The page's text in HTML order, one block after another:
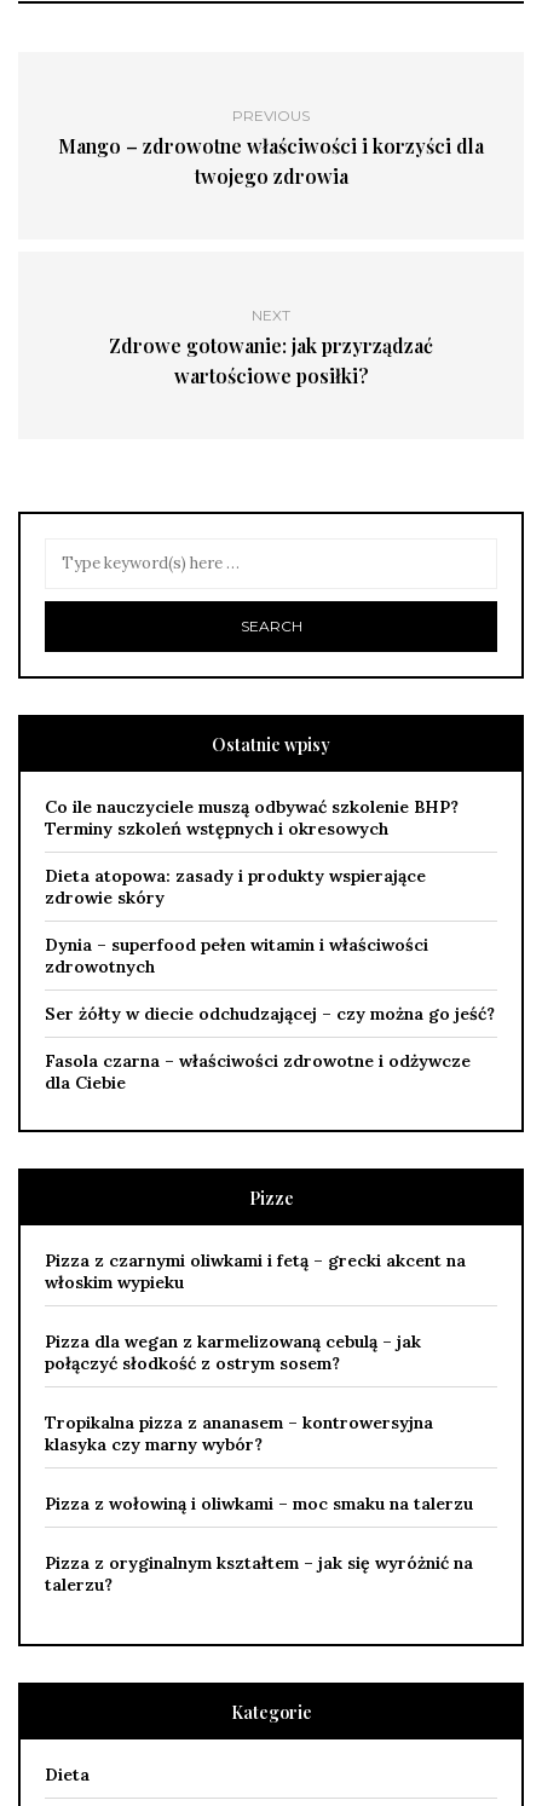
PREVIOUS
Mango – zdrowotne właściwości i korzyści dla
twojego zdrowia
NEXT
Zdrowe gotowanie: jak przyrządzać
wartościowe posiłki?
Ostatnie wpisy
Co ile nauczyciele muszą odbywać szkolenie BHP?
Terminy szkoleń wstępnych i okresowych
Dieta atopowa: zasady i produkty wspierające
zdrowie skóry
Dynia – superfood pełen witamin i właściwości
zdrowotnych
Ser żółty w diecie odchudzającej – czy można go jeść?
Fasola czarna – właściwości zdrowotne i odżywcze
dla Ciebie
Pizze
Pizza z czarnymi oliwkami i fetą – grecki akcent na
włoskim wypieku
Pizza dla wegan z karmelizowaną cebulą – jak
połączyć słodkość z ostrym sosem?
Tropikalna pizza z ananasem – kontrowersyjna
klasyka czy marny wybór?
Pizza z wołowiną i oliwkami – moc smaku na talerzu
Pizza z oryginalnym kształtem – jak się wyróżnić na
talerzu?
Kategorie
Dieta